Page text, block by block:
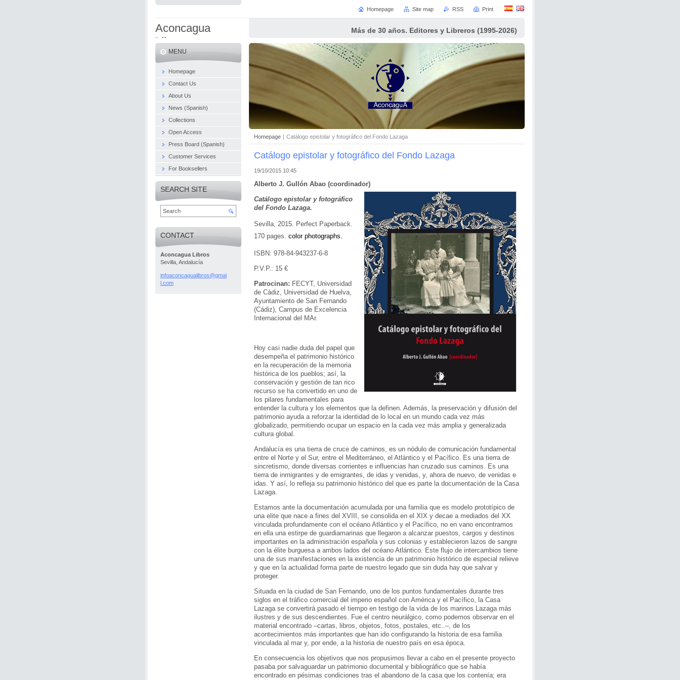
Aconcagua
Libros
Más de 30 años. Editores y Libreros (1995-2026)
Homepage | Catálogo epistolar y fotográfico del Fondo Lazaga
Catálogo epistolar y fotográfico del Fondo Lazaga
19/10/2015 10:45
Alberto J. Gullón Abao (coordinador)
Catálogo epistolar y fotográfico
del Fondo Lazaga.
Sevilla, 2015. Perfect Paperback.
170 pages. color photographs.
ISBN: 978-84-943237-6-8
P.V.P.: 15 €
Patrocinan: FECYT, Universidad
de Cádiz, Universidad de Huelva,
Ayuntamiento de San Fernando
(Cádiz), Campus de Excelencia
Internacional del MAr.
Hoy casi nadie duda del papel que
desempeña el patrimonio histórico
en la re­cuperación de la memoria
histórica de los pueblos; así, la
conservación y gestión de tan rico
recurso se ha convertido en uno de
los pilares fundamentales para
entender la cultura y los elementos que la definen. Además, la preservación y difusión del
patrimonio ayuda a reforzar la identidad de lo local en un mundo cada vez más
globalizado, permitiendo ocupar un espacio en la cada vez más amplia y generalizada
cultura global.
Andalucía es una tierra de cruce de caminos, es un nódulo de comunicación fundamental
entre el Norte y el Sur, entre el Mediterráneo, el Atlántico y el Pacífico. Es una tierra de
sincretismo, donde diversas corrientes e influencias han cruzado sus caminos. Es una
tierra de inmigrantes y de emigrantes, de idas y venidas, y, ahora de nuevo, de venidas e
idas. Y así, lo refleja su patrimonio histórico del que es parte la documentación de la Casa
Lazaga.
Estamos ante la documentación acumulada por una familia que es modelo pro­totípico de
una elite que nace a fines del XVIII, se consolida en el XIX y decae a mediados del XX
vinculada profundamente con el océano Atlántico y el Pacífico, no en vano encontramos
en ella una estirpe de guardiamarinas que llegaron a al­canzar puestos, cargos y destinos
importantes en la administración española y sus colonias y establecieron lazos de sangre
con la élite burguesa a ambos lados del océano Atlántico. Este flujo de intercambios tiene
una de sus manifestaciones en la existencia de un patrimonio histórico de especial relieve
y que en la actuali­dad forma parte de nuestro legado que sin duda hay que salvar y
proteger.
Situada en la ciudad de San Fernando, uno de los puntos fundamentales du­rante tres
siglos en el tráfico comercial del imperio español con América y el Pacífico, la Casa
Lazaga se convertirá pasado el tiempo en testigo de la vida de los marinos Lazaga más
ilustres y de sus descendientes. Fue el centro neurál­gico, como podemos observar en el
material encontrado –cartas, libros, objetos, fotos, postales, etc..–, de los
acontecimientos más importantes que han ido con­figurando la historia de esa familia
vinculada al mar y, por ende, a la historia de nuestro país en esa época.
En consecuencia los objetivos que nos propusimos llevar a cabo en el presente proyecto
pasaba por salvaguardar un patrimonio documental y bibliográfico que se había
encontrado en pésimas condiciones tras el abandono de la casa que los contenía; era
MENU
Homepage
Contact Us
About Us
News (Spanish)
Collections
Open Access
Press Board (Spanish)
Customer Services
For Booksellers
SEARCH SITE
CONTACT
Aconcagua Libros
Sevilla, Andalucía
infoaconcagualibros@gmai
l.com
Homepage Site map RSS Print